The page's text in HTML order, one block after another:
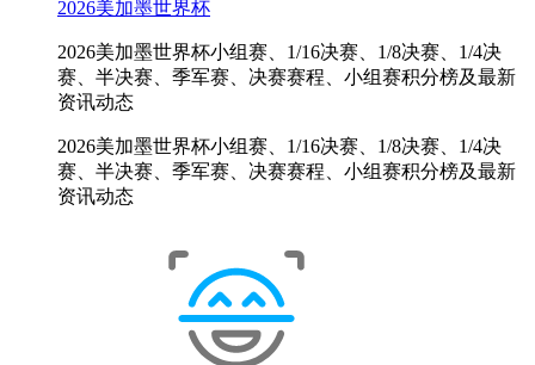
2026美加墨世界杯
2026美加墨世界杯小组赛、1/16决赛、1/8决赛、1/4决
赛、半决赛、季军赛、决赛赛程、小组赛积分榜及最新
资讯动态
2026美加墨世界杯小组赛、1/16决赛、1/8决赛、1/4决
赛、半决赛、季军赛、决赛赛程、小组赛积分榜及最新
资讯动态